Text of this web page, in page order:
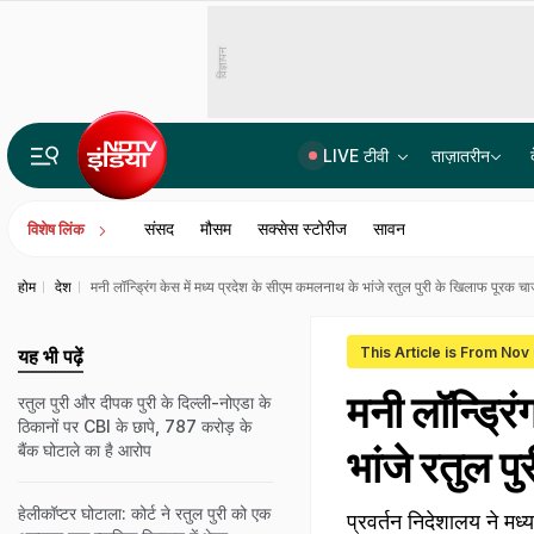
विज्ञापन
LIVE टीवी ताज़ातरीन
विशेष लिंक संसद मौसम सक्सेस स्टोरीज सावन
होम देश मनी लॉन्ड्रिंग केस में मध्य प्रदेश के सीएम कमलनाथ के भांजे रतुल पुरी के खिलाफ पूरक
This Article is From Nov
मनी
भांजे रतुल
प्रवर्तन निदेशालय ने
यह भी पढ़ें
रतुल पुरी और दीपक पुरी के दिल्ली-नोएडा के
ठिकानों पर CBI के छापे, 787 करोड़ के
बैंक घोटाले का है आरोप
हेलीकॉप्टर घोटाला: कोर्ट ने रतुल पुरी को एक